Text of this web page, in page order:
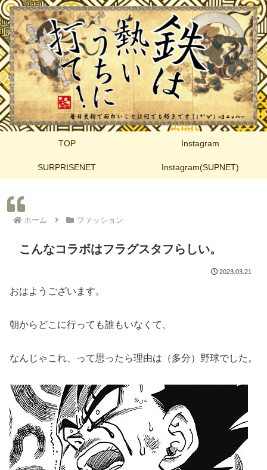
TOP Instagram
SURPRISENET Instagram(SUPNET)
ホーム ファッション
こんなコラボはフラグスタフらしい。
2023.03.21
おはようございます。
朝からどこに行っても誰もいなくて、
なんじゃこれ、って思ったら理由は（多分）野球でした。